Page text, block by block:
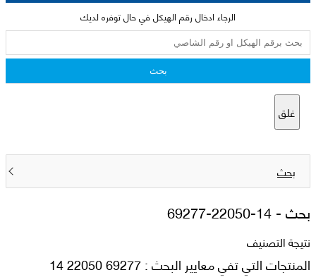
الرجاء ادخال رقم الهيكل في حال توفره لديك
بحث
غلق
بحث
بحث -69277-22050-14
نتيجة التصنيف
المنتجات التي تفي معايير البحث : 69277 22050 14